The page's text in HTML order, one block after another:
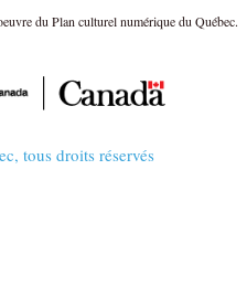
du Plan culturel numérique du Québec.
tous droits réservés